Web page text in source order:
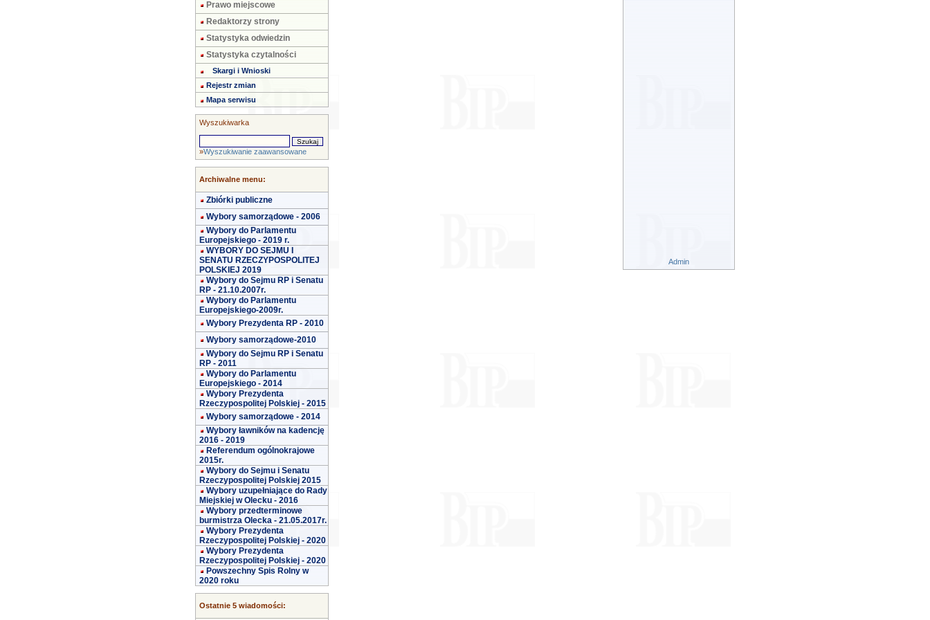
Prawo miejscowe
Redaktorzy strony
Statystyka odwiedzin
Statystyka czytalności
Skargi i Wnioski
Rejestr zmian
Mapa serwisu
Wyszukiwarka
»Wyszukiwanie zaawansowane
Archiwalne menu:
Zbiórki publiczne
Wybory samorządowe - 2006
Wybory do Parlamentu
Europejskiego - 2019 r.
WYBORY DO SEJMU I
SENATU RZECZYPOSPOLITEJ
POLSKIEJ 2019
Wybory do Sejmu RP i Senatu
RP - 21.10.2007r.
Wybory do Parlamentu
Europejskiego-2009r.
Wybory Prezydenta RP - 2010
Wybory samorządowe-2010
Wybory do Sejmu RP i Senatu
RP - 2011
Wybory do Parlamentu
Europejskiego - 2014
Wybory Prezydenta
Rzeczypospolitej Polskiej - 2015
Wybory samorządowe - 2014
Wybory ławników na kadencję
2016 - 2019
Referendum ogólnokrajowe
2015r.
Wybory do Sejmu i Senatu
Rzeczypospolitej Polskiej 2015
Wybory uzupełniające do Rady
Miejskiej w Olecku - 2016
Wybory przedterminowe
burmistrza Olecka - 21.05.2017r.
Wybory Prezydenta
Rzeczypospolitej Polskiej - 2020
Wybory Prezydenta
Rzeczypospolitej Polskiej - 2020
Powszechny Spis Rolny w
2020 roku
Ostatnie 5 wiadomości:
Admin